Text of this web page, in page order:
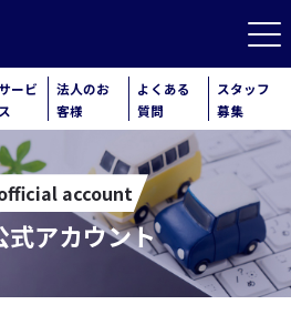
ービ
ス
法人のお
客様
よくある
質問
スタッフ
募集
account
式アカウント